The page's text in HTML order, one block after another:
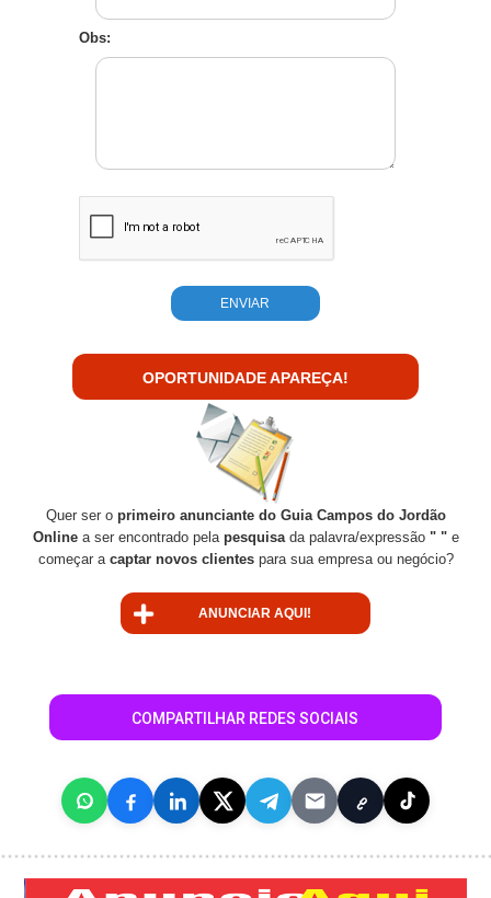
Obs:
OPORTUNIDADE APAREÇA!
Quer ser o primeiro anunciante do Guia Campos do Jordão
Onlinea ser encontrado pela pesquisada palavra/expressão" "e
começar a captar novos clientes para sua empresa ou negócio?
ANUNCIAR AQUI!
COMPARTILHAR REDES SOCIAIS